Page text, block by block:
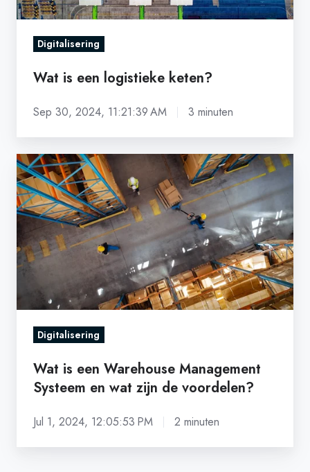
Digitalisering
Wat is een logistieke keten?
Sep 30, 2024, 11:21:39 AM 3 minuten
Wat
is
een
Warehouse
Management
Systeem
wat
voordelen?
Digitalisering
Wat is een Warehouse Management
Systeem en wat zijn de voordelen?
Jul 1, 2024, 12:05:53 PM 2 minuten